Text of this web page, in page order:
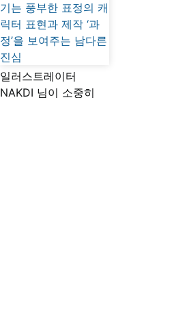
일러스트레이터
NAKDI 님이 소중히